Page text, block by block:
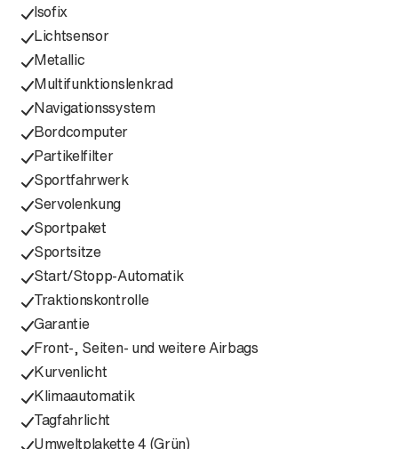
Isofix
Lichtsensor
Metallic
Multifunktionslenkrad
Navigationssystem
Bordcomputer
Partikelfilter
Sportfahrwerk
Servolenkung
Sportpaket
Sportsitze
Start/Stopp-Automatik
Traktionskontrolle
Garantie
Front-, Seiten- und weitere Airbags
Kurvenlicht
Klimaautomatik
Tagfahrlicht
Umweltplakette 4 (Grün)